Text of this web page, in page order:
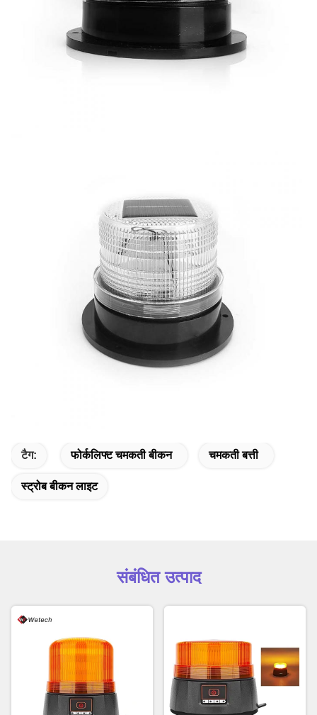
टैग: फोर्कलिफ्ट चमकती बीकन चमकती बत्ती
स्ट्रोब बीकन लाइट
संबंधित उत्पाद